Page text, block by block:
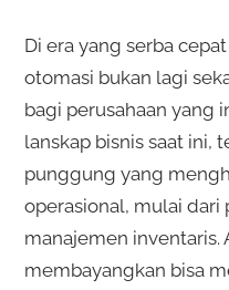
Di era yang serba
otomasi bukan lagi
bagi perusahaan yang
lanskap bisnis saat ini,
punggung yang
operasional, mulai dari
manajemen inventaris.
membayangkan bisa